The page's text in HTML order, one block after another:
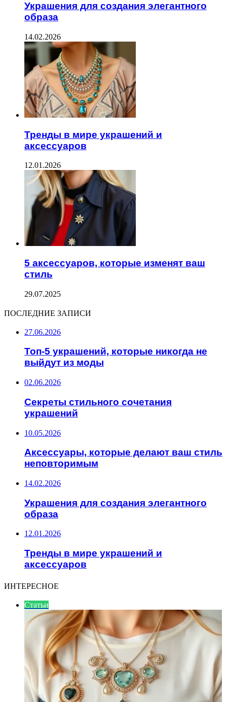
Украшения для создания элегантного
образа
14.02.2026
Тренды в мире украшений и
аксессуаров
12.01.2026
5 аксессуаров, которые изменят ваш
стиль
29.07.2025
ПОСЛЕДНИЕ ЗАПИСИ
27.06.2026
Топ-5 украшений, которые никогда не
выйдут из моды
02.06.2026
Секреты стильного сочетания
украшений
10.05.2026
Аксессуары, которые делают ваш стиль
неповторимым
14.02.2026
Украшения для создания элегантного
образа
12.01.2026
Тренды в мире украшений и
аксессуаров
ИНТЕРЕСНОЕ
Статьи